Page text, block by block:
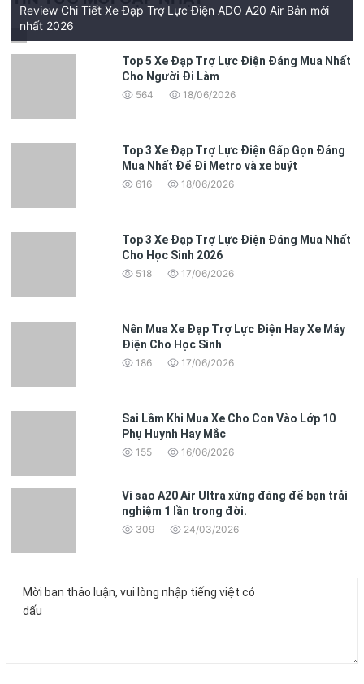
Review Chi Tiết Xe Đạp Trợ Lực Điện ADO A20 Air Bản mới
nhất 2026
Top 5 Xe Đạp Trợ Lực Điện Đáng Mua Nhất
Cho Người Đi Làm
564 18/06/2026
Top 3 Xe Đạp Trợ Lực Điện Gấp Gọn Đáng
Mua Nhất Để Đi Metro và xe buýt
616 18/06/2026
Top 3 Xe Đạp Trợ Lực Điện Đáng Mua Nhất
Cho Học Sinh 2026
518 17/06/2026
Nên Mua Xe Đạp Trợ Lực Điện Hay Xe Máy
Điện Cho Học Sinh
186 17/06/2026
Sai Lầm Khi Mua Xe Cho Con Vào Lớp 10
Phụ Huynh Hay Mắc
155 16/06/2026
Vì sao A20 Air Ultra xứng đáng để bạn trải
nghiệm 1 lần trong đời.
309 24/03/2026